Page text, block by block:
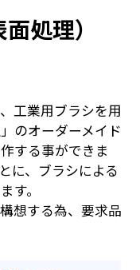
処理）
工業用ブラシを用
のオーダーメイド
する事ができま
に、ブラシによる
す。
想する為、要求品